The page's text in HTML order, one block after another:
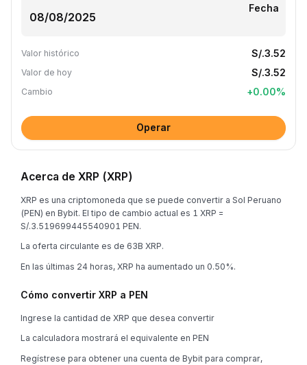
Fecha
Valor histórico S/.3.52
Valor de hoy S/.3.52
Cambio +0.00%
Operar
Acerca de XRP (XRP)
XRP es una criptomoneda que se puede convertir a Sol Peruano
(PEN) en Bybit. El tipo de cambio actual es 1 XRP =
S/.3.519699445540901 PEN.
La oferta circulante es de 63B XRP.
En las últimas 24 horas, XRP ha aumentado un 0.50%.
Cómo convertir XRP a PEN
Ingrese la cantidad de XRP que desea convertir
La calculadora mostrará el equivalente en PEN
Regístrese para obtener una cuenta de Bybit para comprar,